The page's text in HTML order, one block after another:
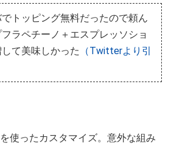
トッピング無料だったので頼ん
ラペチーノ＋エスプレッソショ
て美味しかった
（Twitterより引
を使ったカスタマイズ。意外な組み